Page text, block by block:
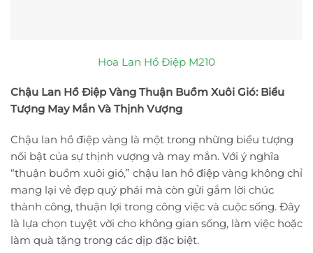
Hoa Lan Hồ Điệp M210
Chậu Lan Hồ Điệp Vàng Thuận Buồm Xuôi Gió: Biểu
Tượng May Mắn Và Thịnh Vượng
Chậu lan hồ điệp vàng là một trong những biểu tượng
nổi bật của sự thịnh vượng và may mắn. Với ý nghĩa
“thuận buồm xuôi gió,” chậu lan hồ điệp vàng không chỉ
mang lại vẻ đẹp quý phái mà còn gửi gắm lời chúc
thành công, thuận lợi trong công việc và cuộc sống. Đây
là lựa chọn tuyệt vời cho không gian sống, làm việc hoặc
làm quà tặng trong các dịp đặc biệt.